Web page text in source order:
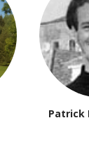
Patrick